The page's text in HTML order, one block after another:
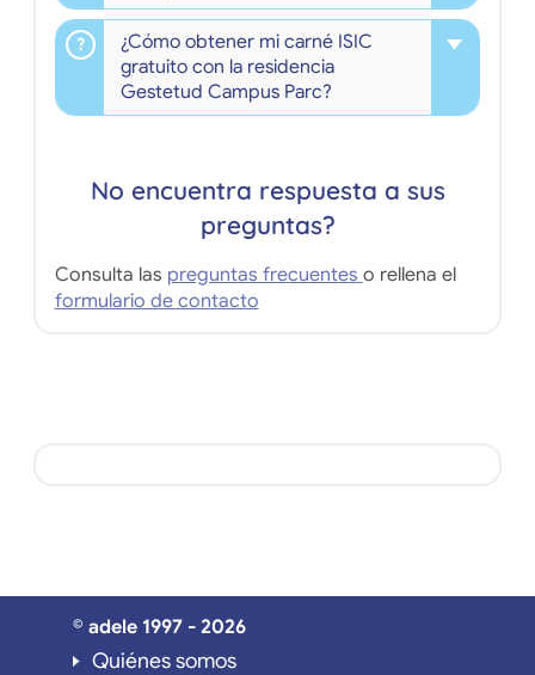
¿Cómo obtener mi carné ISIC
gratuito con la residencia
Gestetud Campus Parc?
No encuentra respuesta a sus
preguntas?
Consulta las preguntas frecuentes o rellena el
formulario de contacto
© adele 1997 - 2026
Quiénes somos